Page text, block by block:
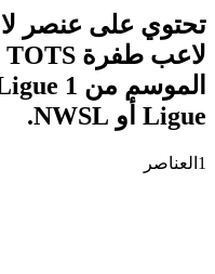
Ligue أو NWSL.
1 العناصر